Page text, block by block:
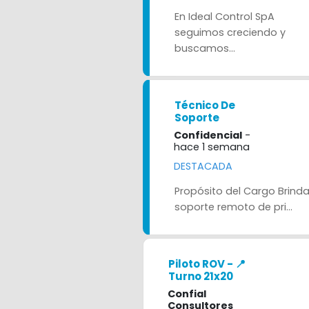
En Ideal Control SpA
seguimos creciendo y
buscamos...
Técnico De
Soporte
Confidencial -
hace 1 semana
DESTACADA
Propósito del Cargo
soporte remoto de pri...
Piloto ROV - 📍
Turno 21x20
Confial
Consultores